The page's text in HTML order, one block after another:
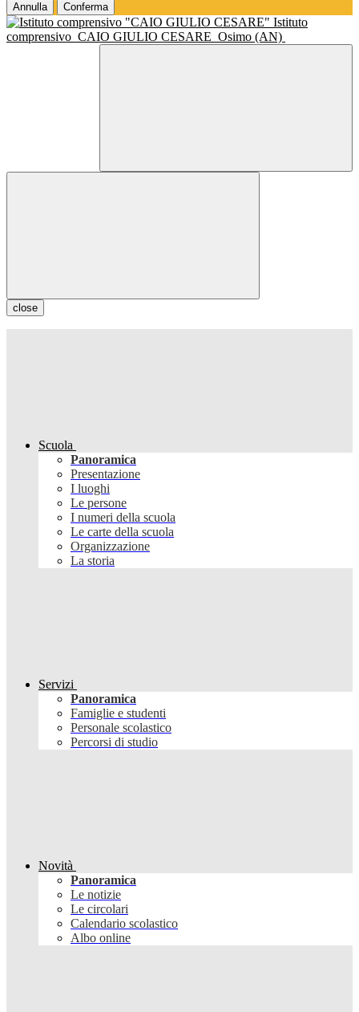
Annulla Conferma
Istituto
comprensivo CAIO GIULIO CESARE Osimo (AN)
close
Scuola
Panoramica
Presentazione
I luoghi
Le persone
I numeri della scuola
Le carte della scuola
Organizzazione
La storia
Servizi
Panoramica
Famiglie e studenti
Personale scolastico
Percorsi di studio
Novità
Panoramica
Le notizie
Le circolari
Calendario scolastico
Albo online